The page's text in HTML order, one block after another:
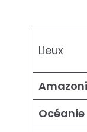
Lieux
Océanie